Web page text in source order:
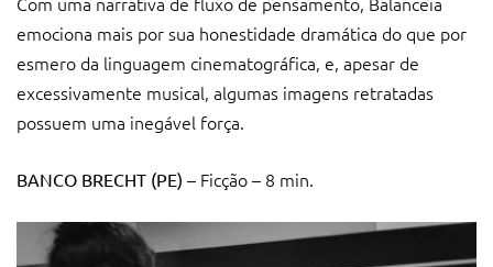
emociona mais por sua honestidade dramática do que por
esmero da linguagem cinematográfica, e, apesar de
excessivamente musical, algumas imagens retratadas
possuem uma inegável força.
BANCO BRECHT (PE) – Ficção – 8 min.